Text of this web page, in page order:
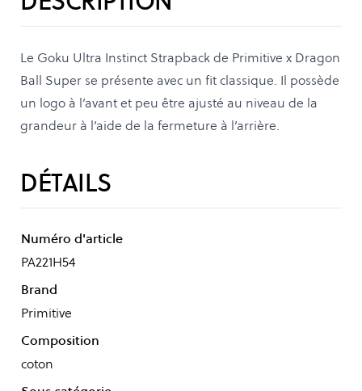
Le Goku Ultra Instinct Strapback de Primitive x Dragon
Ball Super se présente avec un fit classique. Il possède
un logo à l’avant et peu être ajusté au niveau de la
grandeur à l’aide de la fermeture à l’arrière.
DÉTAILS
Numéro d'article
PA221H54
Brand
Primitive
Composition
coton